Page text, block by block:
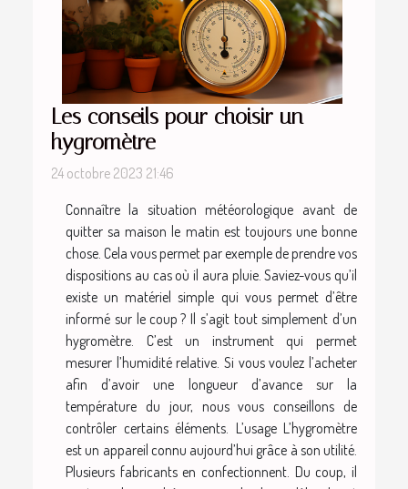
Les conseils pour choisir un
hygromètre
24 octobre 2023 21:46
Connaître la situation météorologique avant de
quitter sa maison le matin est toujours une bonne
chose. Cela vous permet par exemple de prendre vos
dispositions au cas où il aura pluie. Saviez-vous qu’il
existe un matériel simple qui vous permet d’être
informé sur le coup ? Il s’agit tout simplement d’un
hygromètre. C’est un instrument qui permet
mesurer l’humidité relative. Si vous voulez l’acheter
afin d’avoir une longueur d’avance sur la
température du jour, nous vous conseillons de
contrôler certains éléments. L’usage L’hygromètre
est un appareil connu aujourd’hui grâce à son utilité.
Plusieurs fabricants en confectionnent. Du coup, il